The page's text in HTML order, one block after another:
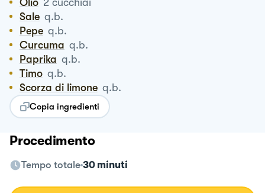
Sale q.b.
Pepe q.b.
Curcuma q.b.
Paprika q.b.
Timo q.b.
Scorza di limone q.b.
Copia ingredienti
Procedimento
Tempo totale 30 minuti